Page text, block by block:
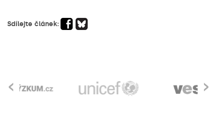
Sdílejte článek:
›
‹